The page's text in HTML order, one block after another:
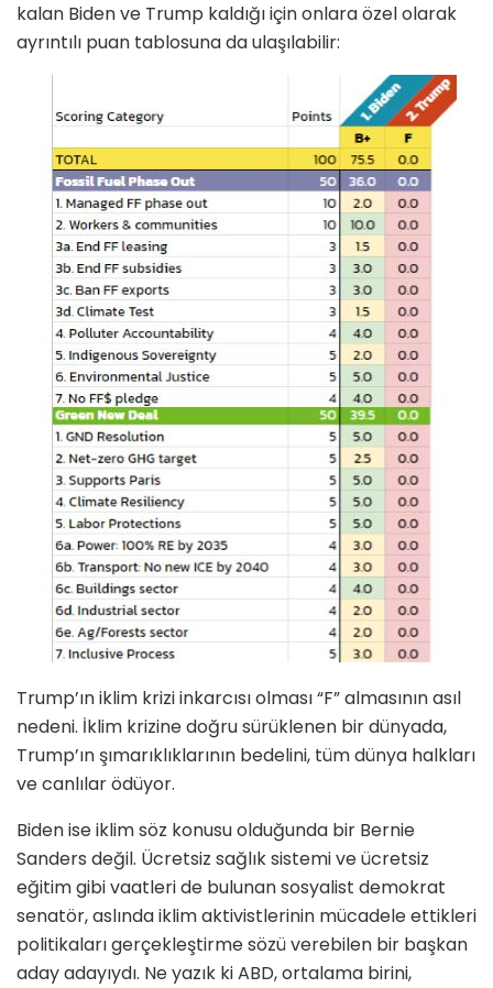
kalan Biden ve Trump kaldığı için onlara özel olarak
ayrıntılı puan tablosuna da ulaşılabilir:
Trump’ın iklim krizi inkarcısı olması “F” almasının asıl
nedeni. İklim krizine doğru sürüklenen bir dünyada,
Trump’ın şımarıklıklarının bedelini, tüm dünya halkları
ve canlılar ödüyor.
Biden ise iklim söz konusu olduğunda bir Bernie
Sanders değil. Ücretsiz sağlık sistemi ve ücretsiz
eğitim gibi vaatleri de bulunan sosyalist demokrat
senatör, aslında iklim aktivistlerinin mücadele ettikleri
politikaları gerçekleştirme sözü verebilen bir başkan
aday adayıydı. Ne yazık ki ABD, ortalama birini,